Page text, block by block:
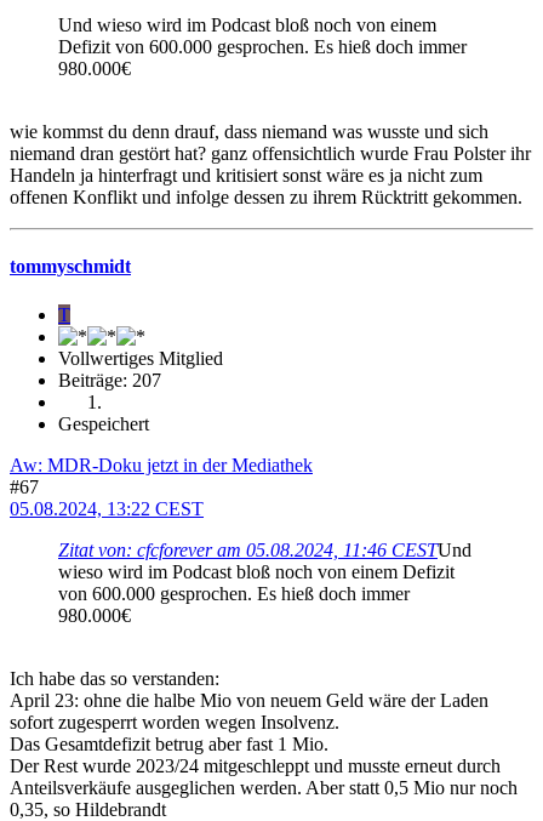
Und wieso wird im Podcast bloß noch von einem
Defizit von 600.000 gesprochen. Es hieß doch immer
980.000€
wie kommst du denn drauf, dass niemand was wusste und sich
niemand dran gestört hat? ganz offensichtlich wurde Frau Polster ihr
Handeln ja hinterfragt und kritisiert sonst wäre es ja nicht zum
offenen Konflikt und infolge dessen zu ihrem Rücktritt gekommen.
tommyschmidt
T
Vollwertiges Mitglied
Beiträge: 207
Gespeichert
Aw: MDR-Doku jetzt in der Mediathek
#67
05.08.2024, 13:22 CEST
Zitat von: cfcforever am 05.08.2024, 11:46 CESTUnd
wieso wird im Podcast bloß noch von einem Defizit
von 600.000 gesprochen. Es hieß doch immer
980.000€
Ich habe das so verstanden:
April 23: ohne die halbe Mio von neuem Geld wäre der Laden
sofort zugesperrt worden wegen Insolvenz.
Das Gesamtdefizit betrug aber fast 1 Mio.
Der Rest wurde 2023/24 mitgeschleppt und musste erneut durch
Anteilsverkäufe ausgeglichen werden. Aber statt 0,5 Mio nur noch
0,35, so Hildebrandt